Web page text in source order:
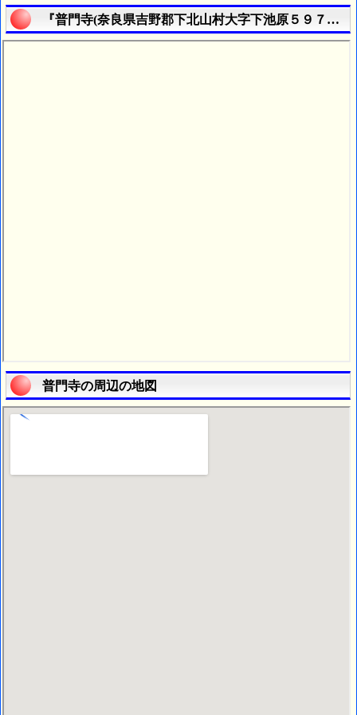
『普門寺(奈良県吉野郡下北山村大字下池原５９７番
普門寺の周辺の地図